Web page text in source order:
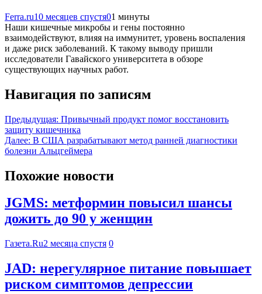
Ferra.ru10 месяцев спустя01 минуты
Наши кишечные микробы и гены постоянно
взаимодействуют, влияя на иммунитет, уровень воспаления
и даже риск заболеваний. К такому выводу пришли
исследователи Гавайского университета в обзоре
существующих научных работ.
Навигация по записям
Предыдущая: Привычный продукт помог восстановить
защиту кишечника
Далее: В США разрабатывают метод ранней диагностики
болезни Альцгеймера
Похожие новости
JGMS: метформин повысил шансы
дожить до 90 у женщин
Газета.Ru2 месяца спустя 0
JAD: нерегулярное питание повышает
риском симптомов депрессии